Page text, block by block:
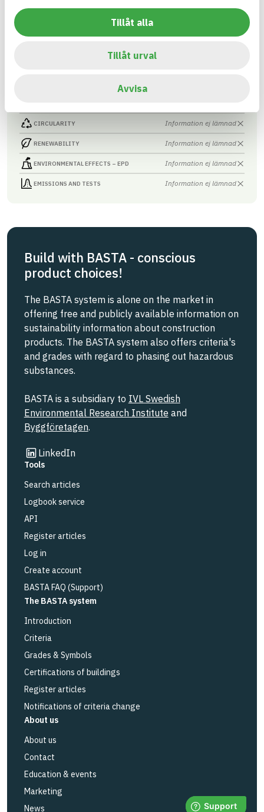
Tillåt alla
Tillåt urval
Avvisa
Asfaltmassa ABb
ARTICLE NUMBER
BRAND NAME
BASTA ID
HEALTH AND ENVIRONMENTAL HAZARDS
CIRCULARITY Information ej lämnad
RENEWABILITY Information ej lämnad
ENVIRONMENTAL EFFECTS – EPD Information ej lämnad
EMISSIONS AND TESTS Information ej lämnad
Build with BASTA - conscious
product choices!
The BASTA system is alone on the market in
offering free and publicly available information on
sustainability information about construction
products. The BASTA system also offers criteria's
and grades with regard to phasing out hazardous
substances.
BASTA is a subsidiary to IVL Swedish
Environmental Research Institute and
Byggföretagen.
LinkedIn
Link to other website
Tools
Search articles
Logbook service
API
Register articles
Log in
Create account
BASTA FAQ (Support)
The BASTA system
Introduction
Criteria
Grades & Symbols
Certifications of buildings
Register articles
Notifications of criteria change
About us
About us
Contact
Education & events
Marketing
News